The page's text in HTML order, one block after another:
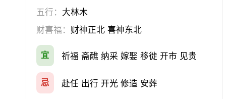
五行： 大林木
财喜福： 财神正北 喜神东北
宜 祈福 斋醮 纳采 嫁娶 移徙 开市 见贵
忌 赴任 出行 开光 修造 安葬